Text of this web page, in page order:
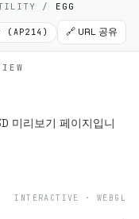
/ EGG
(AP214) 🔗 URL 공유
미리보기 페이지입니
INTERACTIVE · WEBGL